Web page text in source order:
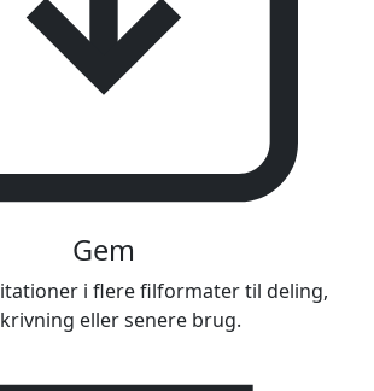
Gem
i flere filformater til deling,
eller senere brug.